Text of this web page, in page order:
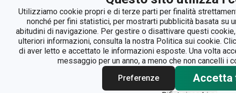
Utilizziamo cookie propri e di terze parti per finalità
nonché per fini statistici, per mostrarti pubblicità basata su
abitudini di navigazione. Per gestire o disattivare questi
ulteriori informazioni, consulta la nostra Politica sui cookie.
di aver letto e accettato le informazioni esposte. Una volta
messaggio per un anno, a meno che non cancelli i
Preferenze
Accetta